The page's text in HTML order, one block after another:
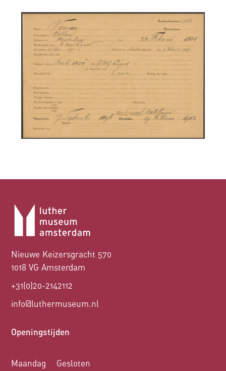
Nieuwe Keizersgracht 570
1018 VG Amsterdam
+31(0)20-2142112
info@luthermuseum.nl
Openingstijden
Maandag
Gesloten